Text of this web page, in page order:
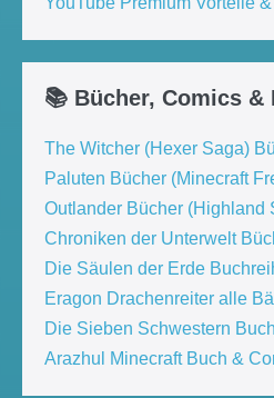
📚 Bücher, Comics &
The Witcher (Hexer Saga)
Paluten Bücher (Minecraft
Outlander Bücher (Highland
Chroniken der Unterwelt
Die Säulen der Erde
Eragon Drachenreiter alle
Die Sieben Schwestern
Arazhul Minecraft Buch &